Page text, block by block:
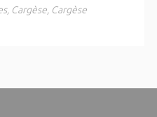
Cargèse, Cargèse